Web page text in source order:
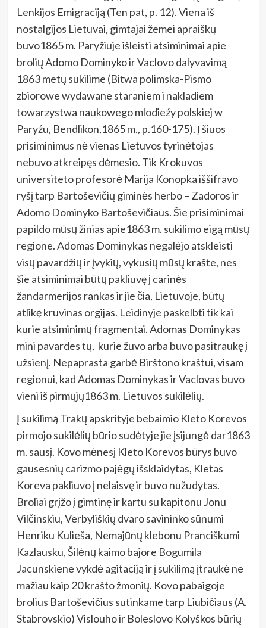
Lenkijos Emigraciją (Ten pat, p. 12). Viena iš
nostalgijos Lietuvai, gimtajai žemei apraiškų
buvo1865 m. Paryžiuje išleisti atsiminimai apie
brolių Adomo Dominyko ir Vaclovo dalyvavimą
1863 metų sukilime (Bitwa polimska-Pismo
zbiorowe wydawane staraniem i nakladiem
towarzystwa naukowego mlodieźy polskiej w
Paryźu, Bendlikon,1865 m., p.160-175). Į šiuos
prisiminimus nė vienas Lietuvos tyrinėtojas
nebuvo atkreipęs dėmesio. Tik Krokuvos
universiteto profesorė Marija Konopka iššifravo
ryšį tarp Bartoševičių giminės herbo – Zadoros ir
Adomo Dominyko Bartoševičiaus. Šie prisiminimai
papildo mūsų žinias apie1863 m. sukilimo eigą mūsų
regione. Adomas Dominykas negalėjo atskleisti
visų pavardžių ir įvykių, vykusių mūsų krašte, nes
šie atsiminimai būtų pakliuvę į carinės
žandarmerijos rankas ir jie čia, Lietuvoje, būtų
atlikę kruvinas orgijas. Leidinyje paskelbti tik kai
kurie atsiminimų fragmentai. Adomas Dominykas
mini pavardes tų, kurie žuvo arba buvo pasitraukę į
užsienį. Nepaprasta garbė Birštono kraštui, visam
regionui, kad Adomas Dominykas ir Vaclovas buvo
vieni iš pirmųjų1863 m. Lietuvos sukilėlių.
Į sukilimą Trakų apskrityje bebaimio Kleto Korevos
pirmojo sukilėlių būrio sudėtyje jie įsijungė dar1863
m. sausį. Kovo mėnesį Kleto Korevos būrys buvo
gausesnių carizmo pajėgų išsklaidytas, Kletas
Koreva pakliuvo į nelaisvę ir buvo nužudytas.
Broliai grįžo į gimtinę ir kartu su kapitonu Jonu
Vilčinskiu, Verbyliškių dvaro savininko sūnumi
Henriku Kulieša, Nemajūnų klebonu Pranciškumi
Kazlausku, Šilėnų kaimo bajore Bogumila
Jacunskiene vykdė agitaciją ir į sukilimą įtraukė ne
mažiau kaip 20 krašto žmonių. Kovo pabaigoje
brolius Bartoševičius sutinkame tarp Liubičiaus (A.
Stabrovskio) Vislouho ir Boleslovo Kolyškos būrių